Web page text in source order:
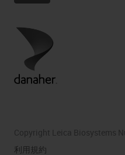
Copyright Leica Biosystems
利用規約